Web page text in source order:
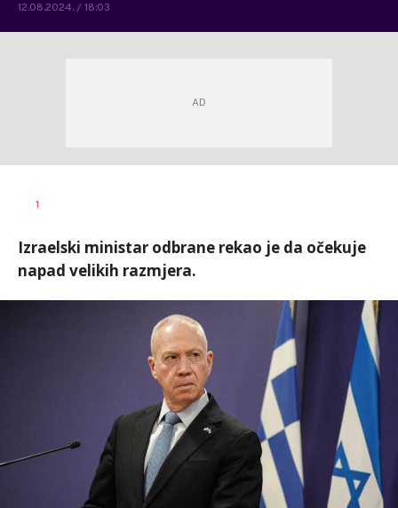
12.08.2024. / 18:03
AUTOR
1
Izraelski ministar odbrane rekao je da očekuje
napad velikih razmjera.